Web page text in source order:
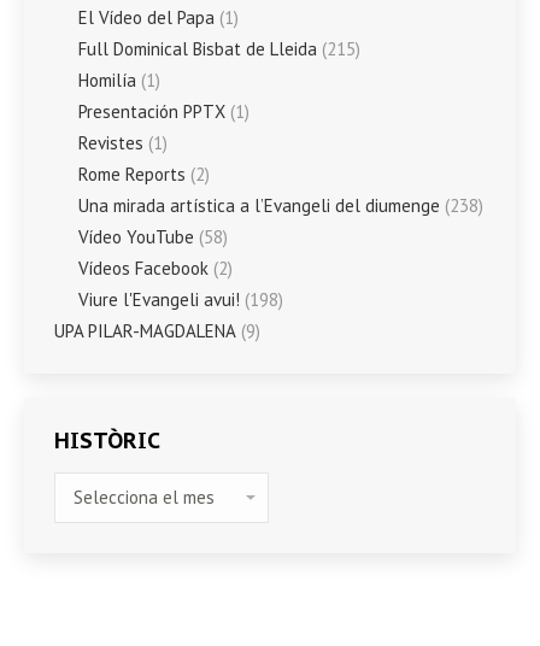
El Vídeo del Papa (1)
Full Dominical Bisbat de Lleida (215)
Homilía (1)
Presentación PPTX (1)
Revistes (1)
Rome Reports (2)
Una mirada artística a l’Evangeli del diumenge (238)
Vídeo YouTube (58)
Vídeos Facebook (2)
Viure l'Evangeli avui! (198)
UPA PILAR-MAGDALENA (9)
HISTÒRIC